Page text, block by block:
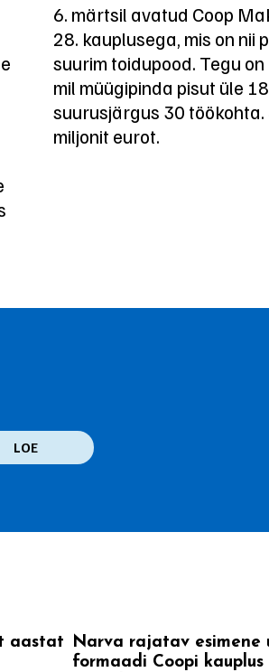
6. märtsil avatud Coop
28. kauplusega, mis on nii
suurim toidupood. Tegu
mil müügipinda pisut üle
suurusjärgus 30
miljonit eurot.
LOE
aastat
Narva rajatav esimene
formaadi Coopi kauplus